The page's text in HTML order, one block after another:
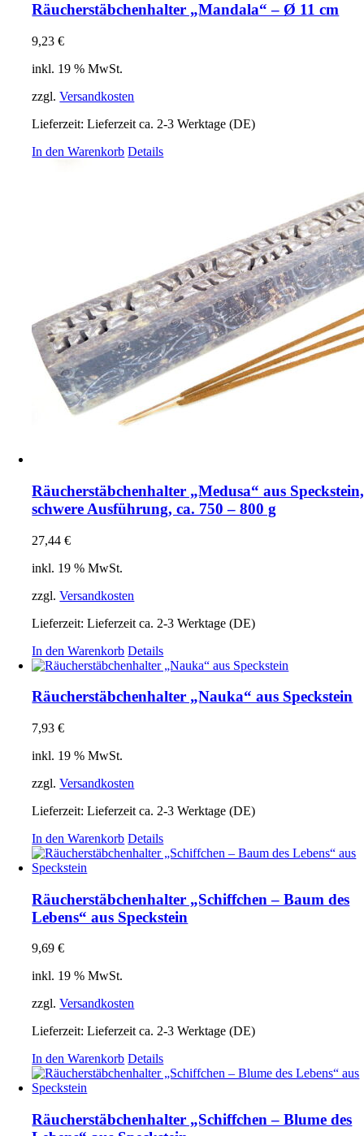
Räucherstäbchenhalter „Mandala“ – Ø 11 cm
9,23€
inkl. 19 % MwSt.
zzgl.Versandkosten
Lieferzeit:Lieferzeit ca. 2-3 Werktage (DE)
In den Warenkorb Details
Räucherstäbchenhalter „Medusa“ aus Speckstein,
schwere Ausführung, ca. 750 – 800 g
27,44€
inkl. 19 % MwSt.
zzgl.Versandkosten
Lieferzeit:Lieferzeit ca. 2-3 Werktage (DE)
In den Warenkorb Details
Räucherstäbchenhalter „Nauka“ aus Speckstein
7,93€
inkl. 19 % MwSt.
zzgl.Versandkosten
Lieferzeit:Lieferzeit ca. 2-3 Werktage (DE)
In den Warenkorb Details
Räucherstäbchenhalter „Schiffchen – Baum des
Lebens“ aus Speckstein
9,69€
inkl. 19 % MwSt.
zzgl.Versandkosten
Lieferzeit:Lieferzeit ca. 2-3 Werktage (DE)
In den Warenkorb Details
Räucherstäbchenhalter „Schiffchen – Blume des